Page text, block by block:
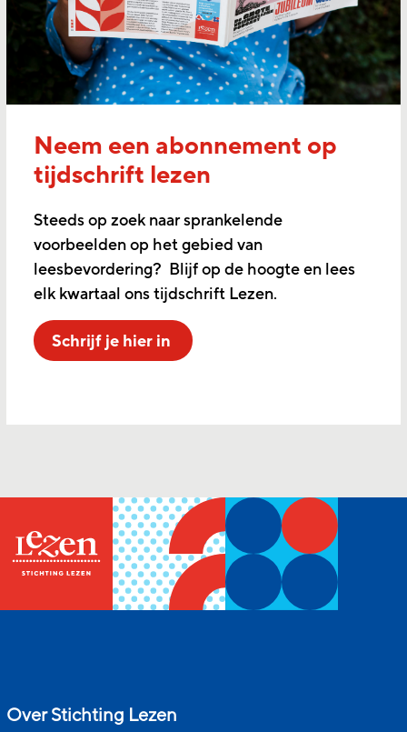
Neem een abonnement op
tijdschrift lezen
Steeds op zoek naar sprankelende
voorbeelden op het gebied van
leesbevordering? Blijf op de hoogte en lees
elk kwartaal ons tijdschrift Lezen.
Schrijf je hier in
Over Stichting Lezen